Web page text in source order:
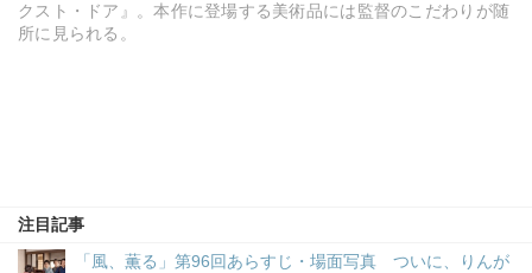
クスト・ドア』。本作に登場する美術品には監督のこだわりが随
所に見られる。
注目記事
「風、薫る」第96回あらすじ・場面写真 ついに、りんが